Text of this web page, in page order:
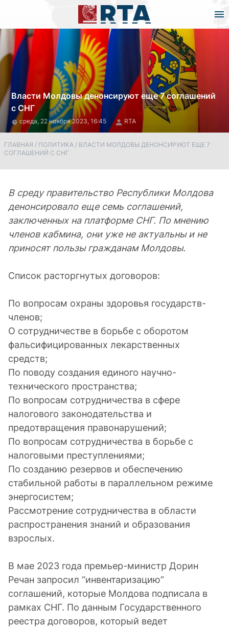
Власти Молдовы денонсируют еще 7 соглашений
с СНГ
среда, 22 ноября 2023, 16:45 RTA
ГЛАВНАЯ / ПОЛИТИКА / ВЛАСТИ МОЛДОВЫ ДЕНОНСИРУЮТ ЕЩЕ 7
СОГЛАШЕНИЙ С СНГ
В среду правительство Республики Молдова
денонсировало еще семь соглашений,
заключенных на платформе СНГ. По мнению
членов кабмина, они уже не актуальны и не
приносят пользы гражданам Молдовы.
Список расторгнутых договоров:
По вопросам охраны здоровья государств-
членов;
О сотрудничестве в борьбе с оборотом
фальсифицированных лекарственных
средств;
По поводу создания единого научно-
технического пространства;
По вопросам сотрудничества в сфере
налогового законодательства и
предотвращения правонарушений;
По вопросам сотрудничества в борьбе с
налоговыми преступлениями;
По созданию резервов и обеспечению
стабильной работы в параллельном режиме
энергосистем;
Рассмотрение сотрудничества в области
распространения знаний и образования
взрослых.
В мае 2023 года премьер-министр Дорин
Речан запросил “инвентаризацию”
соглашений, которые Молдова подписала в
рамках СНГ. По данным Государственного
реестра договоров, который ведет